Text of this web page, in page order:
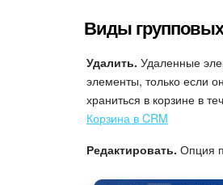
Виды
Удалить. Удаленные
элементы, только если
храниться в корзине в
Корзина в CRM
Редактировать. Опция